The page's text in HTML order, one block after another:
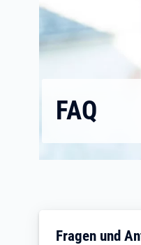
FAQ
Fragen und